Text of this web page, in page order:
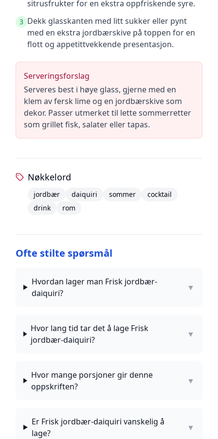
sitrusfrukter for en ekstra oppfriskende syre.
3 Dekk glasskanten med litt sukker eller pynt
med en ekstra jordbærskive på toppen for en
flott og appetittvekkende presentasjon.
Serveringsforslag
Serveres best i høye glass, gjerne med en
klem av fersk lime og en jordbærskive som
dekor. Passer utmerket til lette sommerretter
som grillet fisk, salater eller tapas.
Nøkkelord
jordbær daiquiri sommer
cocktail
drink
rom
Ofte stilte spørsmål
Hvordan lager man Frisk jordbær-
daiquiri?
▼
Hvor lang tid tar det å lage Frisk
jordbær-daiquiri?
▼
Hvor mange porsjoner gir denne
oppskriften?
▼
Er Frisk jordbær-daiquiri vanskelig å
lage?
▼